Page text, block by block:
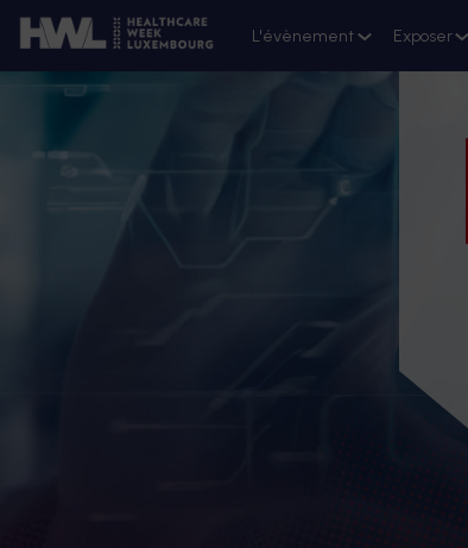
L'évènement Exposer